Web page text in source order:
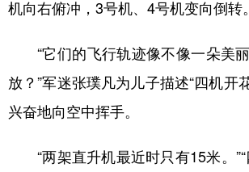
Русский язык 日本語
Deutsch Português
机向右俯冲，3号机、4号机变向倒转。
“它们的飞行轨迹像不像一朵美丽
放？”军迷张璞凡为儿子描述“四机开
兴奋地向空中挥手。
“两架直升机最近时只有15米。”“